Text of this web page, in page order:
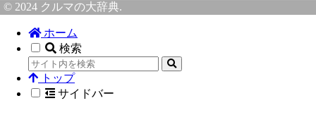
© 2024 クルマの大辞典.
ホーム
検索
トップ
サイドバー